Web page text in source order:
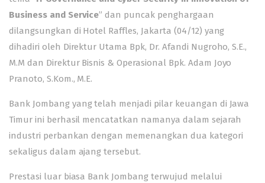
Business and Service” dan puncak penghargaan
dilangsungkan di Hotel Raffles, Jakarta (04/12) yang
dihadiri oleh Direktur Utama Bpk, Dr. Afandi Nugroho, S.E.,
M.M dan Direktur Bisnis & Operasional Bpk. Adam Joyo
Pranoto, S.Kom., M.E.
Bank Jombang yang telah menjadi pilar keuangan di Jawa
Timur ini berhasil mencatatkan namanya dalam sejarah
industri perbankan dengan memenangkan dua kategori
sekaligus dalam ajang tersebut.
Prestasi luar biasa Bank Jombang terwujud melalui